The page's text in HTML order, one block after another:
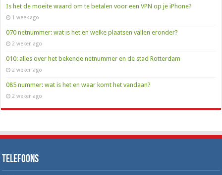
Is het de moeite waard om te betalen voor een VPN op je iPhone?
1 week ago
070 netnummer: wat is het en welke plaatsen vallen eronder?
2 weken ago
010: alles over het bekende netnummer en de stad Rotterdam
2 weken ago
085 nummer: wat is het en waar komt het vandaan?
2 weken ago
Telefoons